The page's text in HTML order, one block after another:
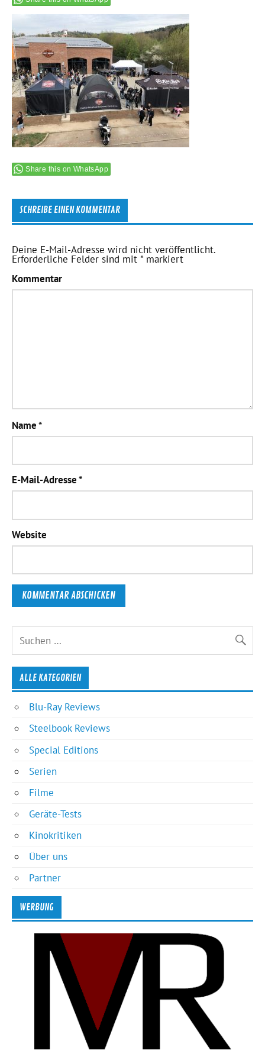
Share this on WhatsApp
SCHREIBE EINEN KOMMENTAR
Deine E-Mail-Adresse wird nicht veröffentlicht.
Erforderliche Felder sind mit*markiert
Kommentar
Name*
E-Mail-Adresse*
Website
ALLE KATEGORIEN
Blu-Ray Reviews
Steelbook Reviews
Special Editions
Serien
Filme
Geräte-Tests
Kinokritiken
Über uns
Partner
WERBUNG